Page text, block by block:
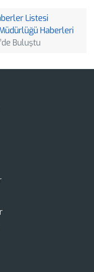
Listesi
Haberleri
Buluştu